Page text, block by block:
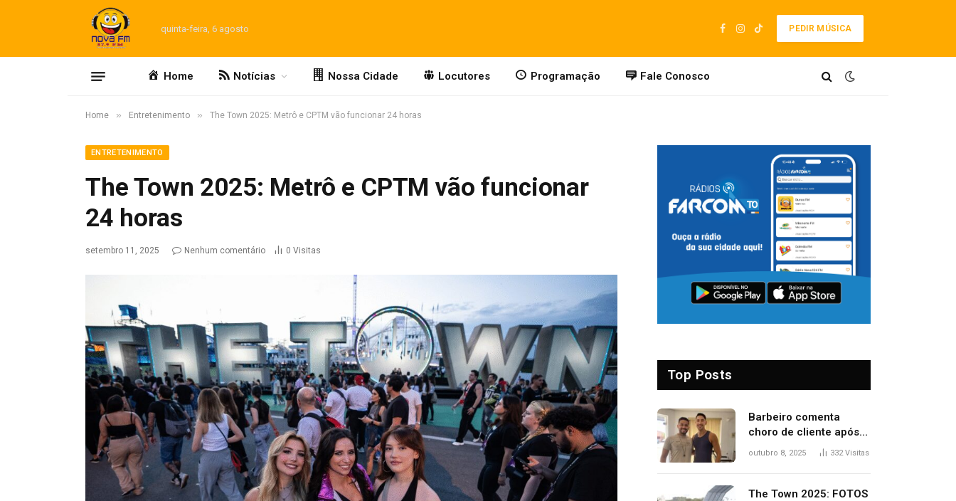
quinta-feira, 6 agosto
Facebook
Instagram
TikTok
PEDIR MÚSICA
Home Notícias Nossa Cidade Locutores Programação Fale Conosco
Home » Entretenimento » The Town 2025: Metrô e CPTM vão funcionar 24 horas
ENTRETENIMENTO
The Town 2025: Metrô e CPTM vão funcionar
24 horas
setembro 11, 2025 Nenhum comentário 0 Visitas
Top Posts
Barbeiro comenta
choro de cliente após
despedida e explica
tantas pessoas’
outubro 8, 2025 332Visitas
The Town 2025: FOTOS